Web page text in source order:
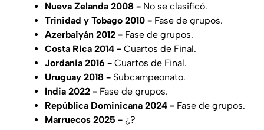
Nueva Zelanda 2008 - No se clasificó.
Trinidad y Tobago 2010 - Fase de grupos.
Azerbaiyán 2012 - Fase de grupos.
Costa Rica 2014 - Cuartos de Final.
Jordania 2016 - Cuartos de Final.
Uruguay 2018 - Subcampeonato.
India 2022 - Fase de grupos.
República Dominicana 2024 - Fase de grupos.
Marruecos 2025 - ¿?